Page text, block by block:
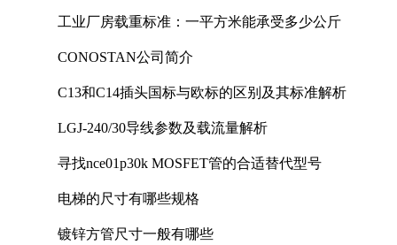
工业厂房载重标准：一平方米能承受多少公斤
CONOSTAN公司简介
C13和C14插头国标与欧标的区别及其标准解析
LGJ-240/30导线参数及载流量解析
寻找nce01p30k MOSFET管的合适替代型号
电梯的尺寸有哪些规格
镀锌方管尺寸一般有哪些